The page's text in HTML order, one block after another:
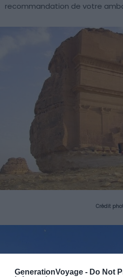
GenerationVoyage - Do Not
recommandation de votre
Crédit